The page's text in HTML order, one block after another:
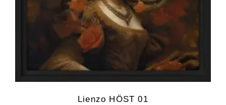
Lienzo HÖST 01